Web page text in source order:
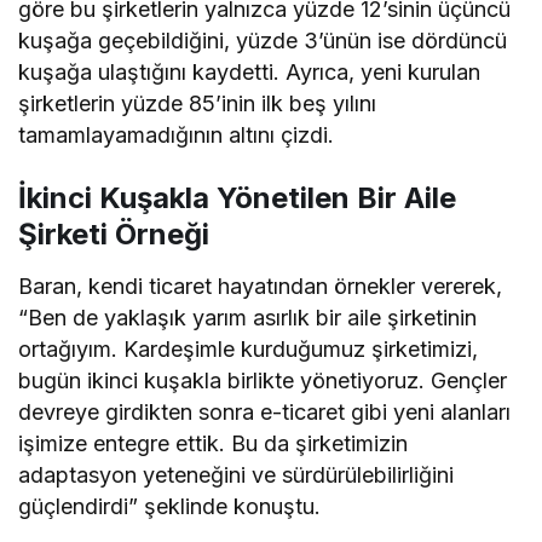
göre bu şirketlerin yalnızca yüzde 12’sinin üçüncü
kuşağa geçebildiğini, yüzde 3’ünün ise dördüncü
kuşağa ulaştığını kaydetti. Ayrıca, yeni kurulan
şirketlerin yüzde 85’inin ilk beş yılını
tamamlayamadığının altını çizdi.
İkinci Kuşakla Yönetilen Bir Aile
Şirketi Örneği
Baran, kendi ticaret hayatından örnekler vererek,
“Ben de yaklaşık yarım asırlık bir aile şirketinin
ortağıyım. Kardeşimle kurduğumuz şirketimizi,
bugün ikinci kuşakla birlikte yönetiyoruz. Gençler
devreye girdikten sonra e-ticaret gibi yeni alanları
işimize entegre ettik. Bu da şirketimizin
adaptasyon yeteneğini ve sürdürülebilirliğini
güçlendirdi” şeklinde konuştu.